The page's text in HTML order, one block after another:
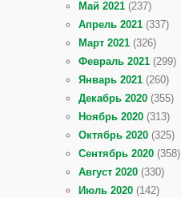
Май 2021 (237)
Апрель 2021 (337)
Март 2021 (326)
Февраль 2021 (299)
Январь 2021 (260)
Декабрь 2020 (355)
Ноябрь 2020 (313)
Октябрь 2020 (325)
Сентябрь 2020 (358)
Август 2020 (330)
Июль 2020 (142)